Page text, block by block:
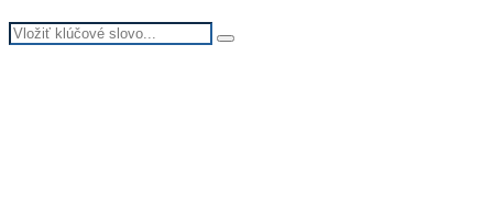
Search
Search